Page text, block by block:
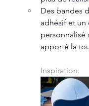
Des bandes
adhésif et un
personnalisé
apporté la
Inspiration: